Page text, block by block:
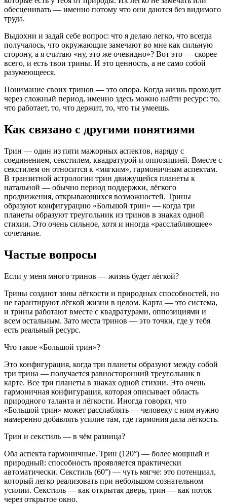
обесценивать — именно потому что они даются без видимого
труда.
Выдохни и задай себе вопрос: что я делаю легко, что всегда
получалось, что окружающие замечают во мне как сильную
сторону, а я считаю «ну, это же очевидно»? Вот это — скорее
всего, и есть твои трины. И это ценность, а не само собой
разумеющееся.
Понимание своих тринов — это опора. Когда жизнь проходит
через сложный период, именно здесь можно найти ресурс: то,
что работает, то, что держит, то, что ты умеешь.
Как связано с другими понятиями
Трин — один из пяти мажорных аспектов, наряду с
соединением, секстилем, квадратурой и оппозицией. Вместе с
секстилем он относится к «мягким», гармоничным аспектам.
В транзитной астрологии трин движущейся планеты к
натальной — обычно период поддержки, лёгкого
продвижения, открывающихся возможностей. Трины
образуют конфигурацию «Большой трин» — когда три
планеты образуют треугольник из тринов в знаках одной
стихии. Это очень сильное, хотя и иногда «расслабляющее»
сочетание.
Частые вопросы
Если у меня много тринов — жизнь будет лёгкой?
Трины создают зоны лёгкости и природных способностей, но
не гарантируют лёгкой жизни в целом. Карта — это система,
и трины работают вместе с квадратурами, оппозициями и
всем остальным. Зато места тринов — это точки, где у тебя
есть реальный ресурс.
Что такое «Большой трин»?
Это конфигурация, когда три планеты образуют между собой
три трина — получается равносторонний треугольник в
карте. Все три планеты в знаках одной стихии. Это очень
гармоничная конфигурация, которая описывает область
природного таланта и лёгкости. Иногда говорят, что
«Большой трин» может расслаблять — человеку с ним нужно
намеренно добавлять усилие там, где гармония дала лёгкость.
Трин и секстиль — в чём разница?
Оба аспекта гармоничные. Трин (120°) — более мощный и
природный: способность проявляется практически
автоматически. Секстиль (60°) — чуть мягче: это потенциал,
который легко реализовать при небольшом сознательном
усилии. Секстиль — как открытая дверь, трин — как поток
через открытое окно.